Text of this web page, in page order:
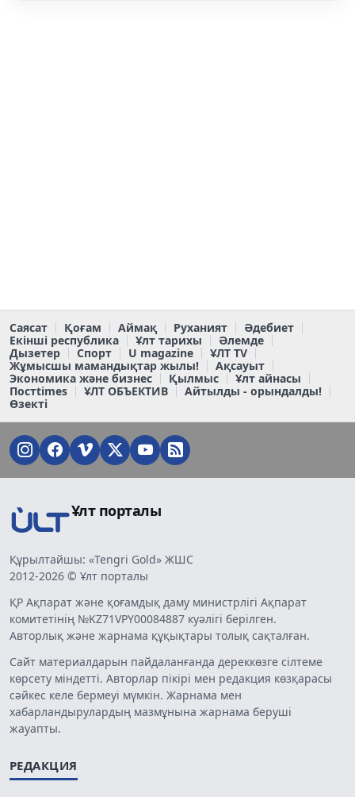
Саясат Қоғам Аймақ Руханият
Әдебиет
Екінші республика
Ұлт тарихы
Әлемде
Дызетер
Спорт U magazine
ҰЛТ TV
Жұмысшы мамандықтар жылы!
Ақсауыт
Экономика және бизнес
Қылмыс
Ұлт айнасы
Постtimes
ҰЛТ ОБЪЕКТИВ
Айтылды - орындалды!
Өзекті
Ұлт порталы
Құрылтайшы: «Tengri Gold» ЖШС
2012-2026 © Ұлт порталы
ҚР Ақпарат және қоғамдық даму министрлігі Ақпарат
комитетінің №KZ71VPY00084887 куәлігі берілген.
Авторлық және жарнама құқықтары толық сақталған.
Сайт материалдарын пайдаланғанда дереккөзге сілтеме
көрсету міндетті. Авторлар пікірі мен редакция көзқарасы
сәйкес келе бермеуі мүмкін. Жарнама мен
хабарландырулардың мазмұнына жарнама беруші
жауапты.
РЕДАКЦИЯ